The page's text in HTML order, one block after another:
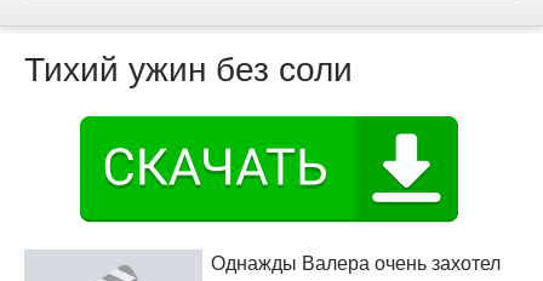
Тихий ужин без соли
Однажды Валера очень захотел